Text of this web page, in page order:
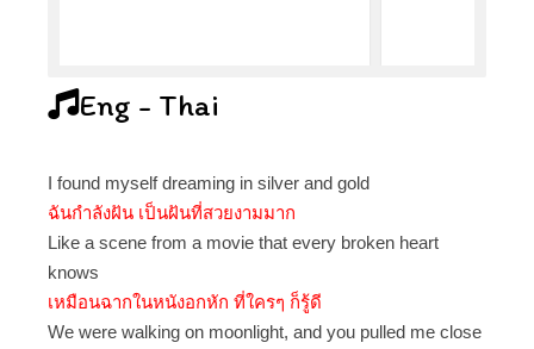
Eng - Thai
I found myself dreaming in silver and gold
ฉันกำลังฝัน เป็นฝันที่สวยงามมาก
Like a scene from a movie that every broken heart
knows
เหมือนฉากในหนังอกหัก ที่ใครๆ ก็รู้ดี
We were walking on moonlight, and you pulled me close